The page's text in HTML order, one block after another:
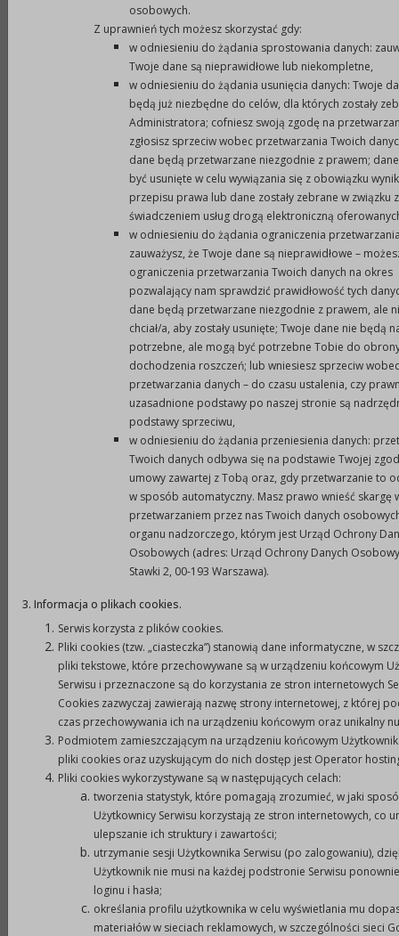
do innych kościołów i związków
wyznaniowych oraz o gwarancji wolności
sumienia i wyznania, jeżeli ich cele statutowe
obejmują prowadzenie działalności w zakresie
pomocy społecznej.
Podmiot składający ofertę winien być podmiotem
uprawnionym zgodnie z pkt 3 oraz prowadzić
działalność z zakresu pomocy społecznej na rzecz
mieszkańców Gminy Prudnik.
Działalność statutowa oferenta powinna obejmować
realizację zadań z zakresu pomocy społecznej.
Oferty należy składać na formularzu określonym w
załączniku do Rozporządzenia Ministra Polityki
Społecznej z dnia 8 marca 2005r. w sprawie
określenia wzoru oferty podmiotu uprawnionego
(Dz. U. Nr 44 poz. 427) dostępnym w siedzibie Urzędu
Miejskiego w Prudniku, ul. Kościuszki 3, pok. nr 226,
tel./fax 077 40 66 234 (do pobrania również na
stronie internetowej:www.bip.prudnik.pl
Do oferty winny być dołączone następujące
aktualny odpis z rejestru lub odpowiednio
wyciąg z ewidencji lub inne dokumenty
potwierdzające status prawny oferenta i
umocowanie osób go reprezentujących (ważny
b)
sprawozdanie merytoryczne i finansowe za
ostatni rok,
statut podmiotu uprawnionego.
Oferty należy składać wraz z kompletem załączników
w zamkniętej kopercie z dopiskiem:
„Konkurs ofert na realizację zadania publicznego nr ...
z zakresu pomocy społecznej w 2010 roku”.
Oferty sporządzone wadliwie, niekompletne lub
złożone po terminie nie będą rozpatrywane.
Oferta złożona przez podmiot uprawniony
powinna zawierać elementy określone w art. 29
ustawy z dnia 12 marca 2004 r. o pomocy
społecznej ( Dz. U. z 2008 r. Nr 115, poz. 728 z
późn. zm.).
osobowych.
Z uprawnień tych możesz skorzystać gdy:
w odniesieniu do żądania sprostowania danych:
Twoje dane są nieprawidłowe lub niekompletne,
w odniesieniu do żądania usunięcia danych: Twoje
będą już niezbędne do celów, dla których zostały
Administratora; cofniesz swoją zgodę na
zgłosisz sprzeciw wobec przetwarzania Twoich
dane będą przetwarzane niezgodnie z prawem;
być usunięte w celu wywiązania się z obowiązku
przepisu prawa lub dane zostały zebrane w związku
świadczeniem usług drogą elektroniczną
w odniesieniu do żądania ograniczenia
zauważysz, że Twoje dane są nieprawidłowe –
ograniczenia przetwarzania Twoich danych na okres
pozwalający nam sprawdzić prawidłowość tych
dane będą przetwarzane niezgodnie z prawem, ale
chciał/a, aby zostały usunięte; Twoje dane nie będą
potrzebne, ale mogą być potrzebne Tobie do
dochodzenia roszczeń; lub wniesiesz sprzeciw wobec
przetwarzania danych – do czasu ustalenia, czy
uzasadnione podstawy po naszej stronie są
podstawy sprzeciwu,
w odniesieniu do żądania przeniesienia danych:
Twoich danych odbywa się na podstawie Twojej
umowy zawartej z Tobą oraz, gdy przetwarzanie to
w sposób automatyczny. Masz prawo wnieść skargę
przetwarzaniem przez nas Twoich danych
organu nadzorczego, którym jest Urząd Ochrony
Osobowych (adres: Urząd Ochrony Danych
Stawki 2, 00-193 Warszawa).
3. Informacja o plikach cookies.
Serwis korzysta z plików cookies.
Pliki cookies (tzw. „ciasteczka”) stanowią dane informatyczne, w
pliki tekstowe, które przechowywane są w urządzeniu końcowym
Serwisu i przeznaczone są do korzystania ze stron internetowych
Cookies zazwyczaj zawierają nazwę strony internetowej, z której
czas przechowywania ich na urządzeniu końcowym oraz unikalny
Podmiotem zamieszczającym na urządzeniu końcowym
pliki cookies oraz uzyskującym do nich dostęp jest Operator
Pliki cookies wykorzystywane są w następujących celach:
tworzenia statystyk, które pomagają zrozumieć, w jaki
Użytkownicy Serwisu korzystają ze stron internetowych, co
ulepszanie ich struktury i zawartości;
utrzymanie sesji Użytkownika Serwisu (po zalogowaniu),
Użytkownik nie musi na każdej podstronie Serwisu
loginu i hasła;
określania profilu użytkownika w celu wyświetlania mu
materiałów w sieciach reklamowych, w szczególności sieci